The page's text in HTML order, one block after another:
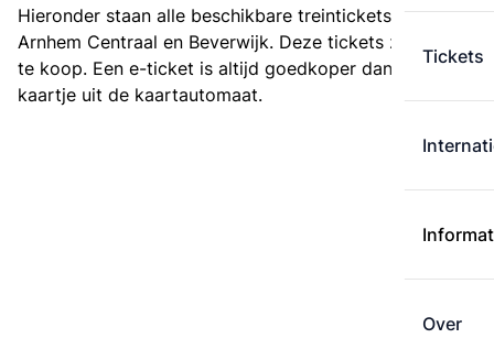
Tickets
Over
Hieronder staan alle beschikbare treintickets tussen
Arnhem Centraal en Beverwijk. Deze tickets zijn online
te koop. Een e-ticket is altijd goedkoper dan een
kaartje uit de kaartautomaat.